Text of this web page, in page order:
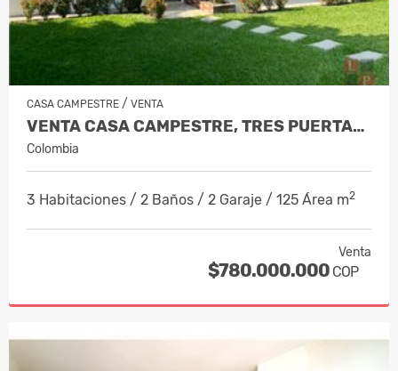
CASA CAMPESTRE / VENTA
VENTA CASA CAMPESTRE, TRES PUERTAS,…
Colombia
3 Habitaciones / 2 Baños / 2 Garaje / 125 Área m2
Venta
$780.000.000 COP